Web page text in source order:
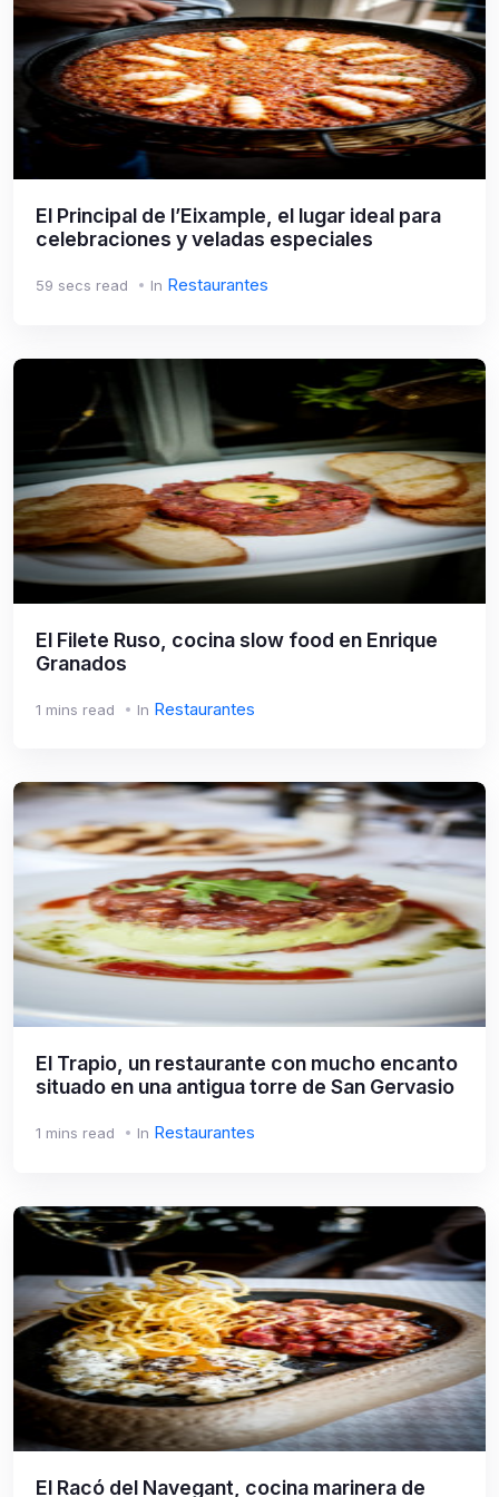
El Principal de l’Eixample, el lugar ideal para
celebraciones y veladas especiales
59 secs read In Restaurantes
El Filete Ruso, cocina slow food en Enrique
Granados
1 mins read In Restaurantes
El Trapio, un restaurante con mucho encanto
situado en una antigua torre de San Gervasio
1 mins read In Restaurantes
El Racó del Navegant, cocina marinera de